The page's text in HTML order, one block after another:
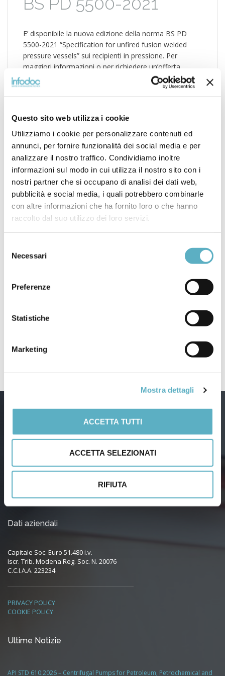
Questo sito web utilizza i cookie
Utilizziamo i cookie per personalizzare contenuti ed
annunci, per fornire funzionalità dei social media e per
analizzare il nostro traffico. Condividiamo inoltre
informazioni sul modo in cui utilizza il nostro sito con i
nostri partner che si occupano di analisi dei dati web,
pubblicità e social media, i quali potrebbero combinarle
con altre informazioni che ha fornito loro o che hanno
raccolto dal suo utilizzo dei loro servizi.
delNecessari
Preferenze
Statistiche
Marketing
Mostra dettagli
ACCETTA TUTTI
ACCETTA SELEZIONATI
RIFIUTA
E’ disponibile la nuova edizione della norma BS PD
5500-2021 “Specification for unfired fusion welded
pressure vessels” sui recipienti in pressione. Per
maggiori informazioni o per richiedere un’offerta
contattateci telefonicamente allo (0535) 26108 oppure
inviate una email a: prodotti@infodoc.it.
POSTATO INNEWS
5500 BS PD PRESSURE VESSEL
Webinar / Eventi
Via Agnini, 76
– Fax: 0535 26021
Email:
Dati aziendali
Capitale Soc. Euro 51.480 i.v.
Iscr. Trib. Modena Reg. Soc. N. 20076
C.C.I.A.A. 223234
PRIVACY POLICY
COOKIE POLICY
Ultime Notizie
API STD 610:2026 – Centrifugal Pumps for Petroleum, Petrochemical and